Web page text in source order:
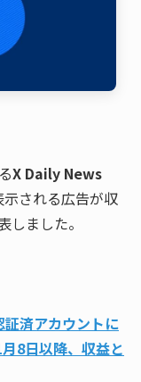
X Daily News
される広告が収
ました。
済アカウントに
8日以降、収益と